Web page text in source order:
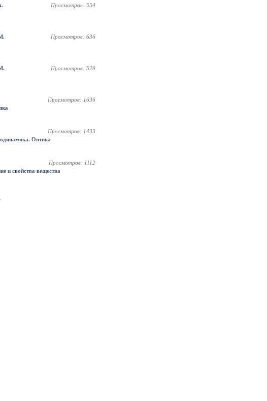
Просмотров: 554
Просмотров: 636
Просмотров: 529
Просмотров: 1636
Просмотров: 1433
Оптика
Просмотров: 1112
и свойства вещества